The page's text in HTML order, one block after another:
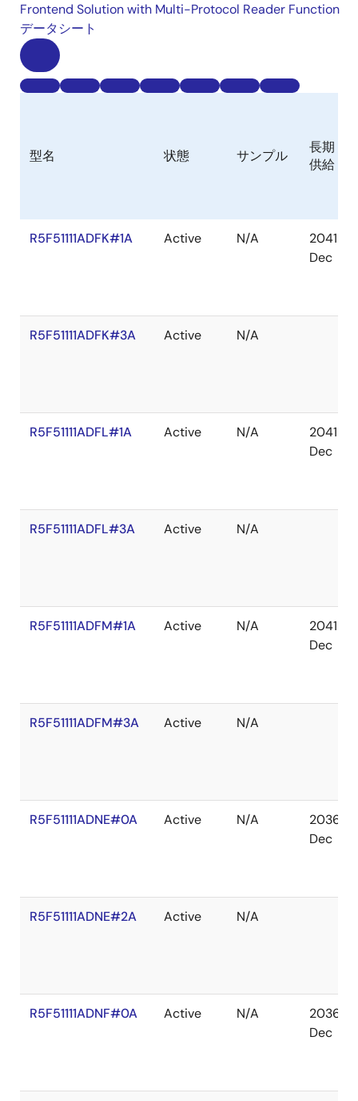
Frontend Solution with Multi-Protocol Reader Function
データシート
型名 状態 サンプル
長期
供給
R5F51111ADFK#1A Active N/A
2041
Dec
R5F51111ADFK#3A Active N/A
R5F51111ADFL#1A Active N/A
2041
Dec
R5F51111ADFL#3A Active N/A
R5F51111ADFM#1A Active N/A
2041
Dec
R5F51111ADFM#3A Active N/A
R5F51111ADNE#0A Active N/A
2036
Dec
R5F51111ADNE#2A Active N/A
R5F51111ADNF#0A Active N/A
2036
Dec